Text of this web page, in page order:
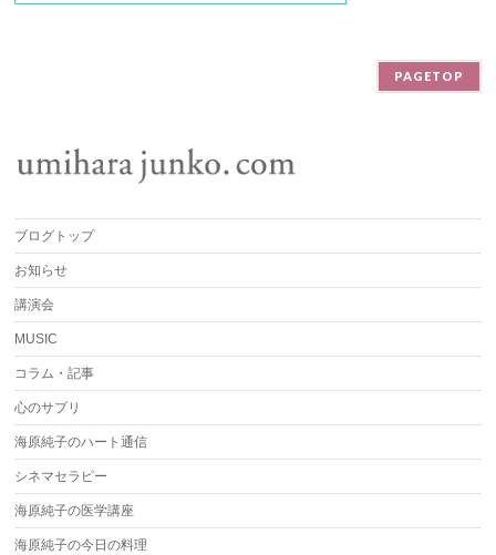
PAGETOP
ブログトップ
お知らせ
講演会
MUSIC
コラム・記事
心のサプリ
海原純子のハート通信
シネマセラピー
海原純子の医学講座
海原純子の今日の料理